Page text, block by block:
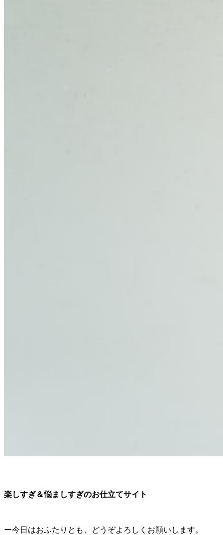
楽しすぎ＆悩ましすぎのお仕立てサイト
ー今日はおふたりとも、どうぞよろしくお願いします。